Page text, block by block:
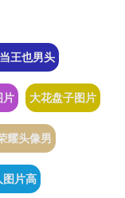
王也男头
片 大花盘子图片
耀头像男
图片高